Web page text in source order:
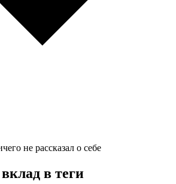
не рассказал о себе
в теги